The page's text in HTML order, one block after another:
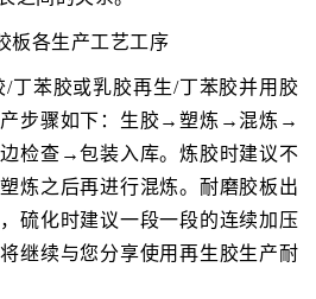
板各生产工艺工序
丁苯胶或乳胶再生/丁苯胶并用胶
产步骤如下：生胶→塑炼→混炼→
查→包装入库。炼胶时建议不
炼之后再进行混炼。耐磨胶板出
硫化时建议一段一段的连续加压
继续与您分享使用再生胶生产耐